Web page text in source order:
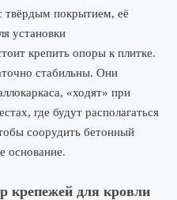
твёрдым покрытием, её
установки
крепить опоры к плитке.
стабильны. Они
«ходят» при
где будут располагаться
соорудить бетонный
основание.
крепежей для кровли